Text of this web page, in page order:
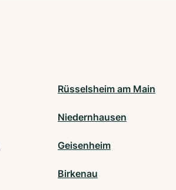
Rüsselsheim am Main
Niedernhausen
Geisenheim
Birkenau